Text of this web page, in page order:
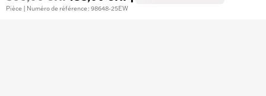
Pièce | Numéro de référence : 98648-25EW